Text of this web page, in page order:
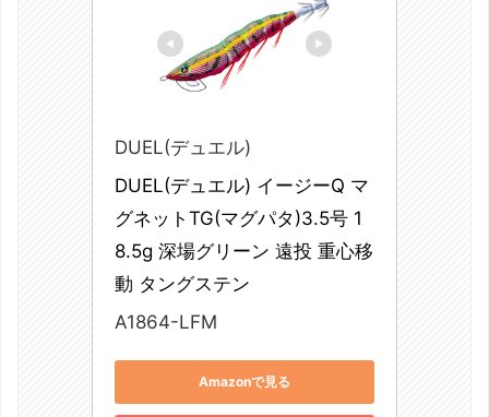
DUEL(デュエル)
DUEL(デュエル) イージーQ マ
グネットTG(マグパタ)3.5号 1
8.5g 深場グリーン 遠投 重心移
動 タングステン
A1864-LFM
Amazonで見る